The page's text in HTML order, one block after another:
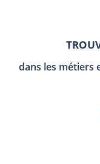
dans les métiers